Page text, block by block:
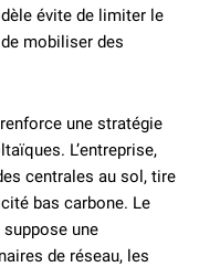
évite de limiter le
mobiliser des
une stratégie
L’entreprise,
centrales au sol, tire
bas carbone. Le
une
de réseau, les